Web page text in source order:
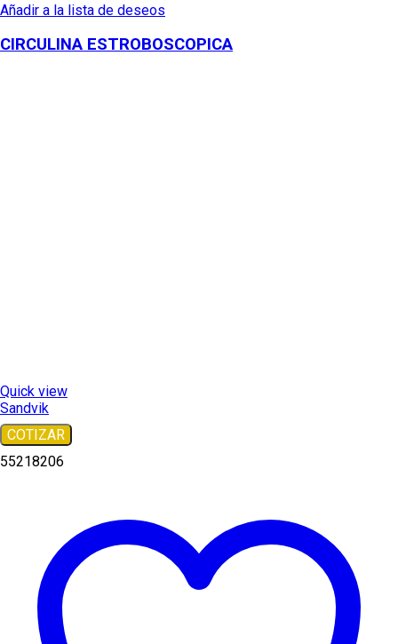
Añadir a la lista de deseos
CIRCULINA ESTROBOSCOPICA
Quick view
Sandvik
COTIZAR
55218206